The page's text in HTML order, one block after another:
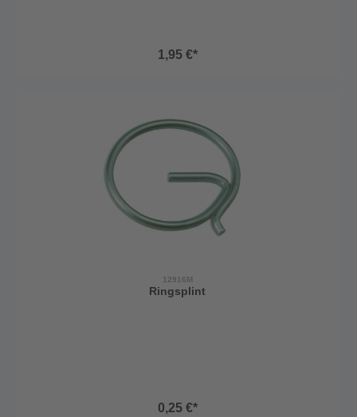
1,95 €*
12916M
Ringsplint
0,25 €*